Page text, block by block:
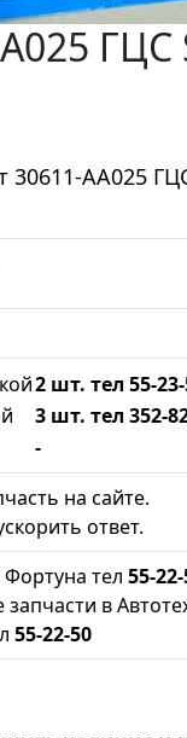
ГЦС
АА025
2 шт. тел 55-
3 шт. тел 352-
-
на сайте.
ответ.
тел 55-
запчасти в
55-22-50